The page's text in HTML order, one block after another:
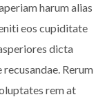
harum alias
eos cupiditate
dicta
Rerum
rem at